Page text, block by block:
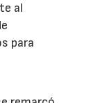
al
para